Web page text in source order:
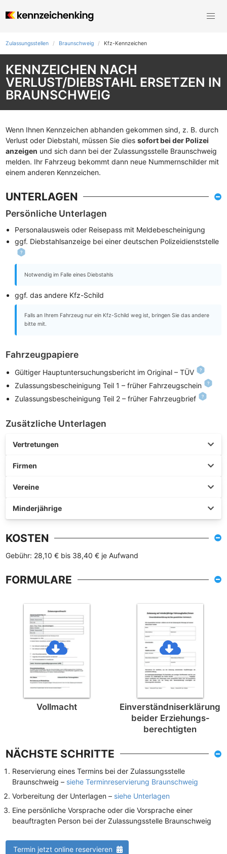
Zulassungsstellen Braunschweig Kfz-Kennzeichen
KENNZEICHEN NACH
VERLUST/DIEBSTAHL ERSETZEN IN
BRAUNSCHWEIG
Wenn Ihnen Kennzeichen abhanden gekommen sind, z. B. durch
Verlust oder Diebstahl, müssen Sie dies sofort bei der Polizei
anzeigen und sich dann bei der Zulassungsstelle Braunschweig
melden. Ihr Fahrzeug bekommt dann neue Nummernschilder mit
einem anderen Kennzeichen.
UNTERLAGEN
Persönliche Unterlagen
Personalausweis oder Reisepass mit Meldebescheinigung
ggf. Diebstahlsanzeige bei einer deutschen Polizeidienststelle
Notwendig im Falle eines Diebstahls
ggf. das andere Kfz-Schild
Falls an Ihrem Fahrzeug nur ein Kfz-Schild weg ist, bringen Sie das andere
bitte mit.
Fahrzeugpapiere
Gültiger Hauptuntersuchungsbericht im Original – TÜV
Zulassungsbescheinigung Teil 1 – früher Fahrzeugschein
Zulassungsbescheinigung Teil 2 – früher Fahrzeugbrief
Zusätzliche Unterlagen
Vertretungen
Firmen
Vereine
Minderjährige
KOSTEN
Gebühr: 28,10 € bis 38,40 € je Aufwand
FORMULARE
Vollmacht
Einverständnis­erklärung
beider Erziehungs­
berechtigten
NÄCHSTE SCHRITTE
Reservierung eines Termins bei der Zulassungsstelle
Braunschweig – siehe Terminreservierung Braunschweig
Vorbereitung der Unterlagen – siehe Unterlagen
Eine persönliche Vorsprache oder die Vorsprache einer
beauftragten Person bei der Zulassungsstelle Braunschweig
Termin jetzt online reservieren